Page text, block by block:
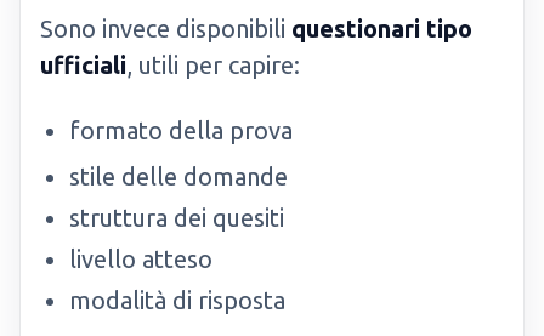
Sono invece disponibili questionari tipo
ufficiali, utili per capire:
formato della prova
stile delle domande
struttura dei quesiti
livello atteso
modalità di risposta